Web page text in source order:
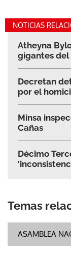
NOTICIAS
Atheyna
gigantes del
Decretan
por el
Minsa
Cañas
Décimo
Temas
ASAMBLEA